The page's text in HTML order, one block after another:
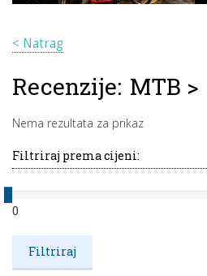
< Natrag
Recenzije: MTB >
Nema rezultata za prikaz
Filtriraj prema cijeni:
0